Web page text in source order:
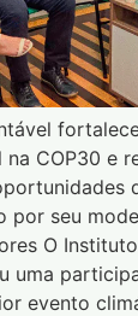
COP30 e
por seu
O
uma
evento